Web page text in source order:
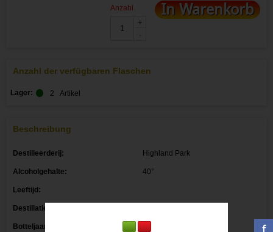
Anzahl
+
-
In Warenkorb
Anzahl der verfügbaren Flaschen
Lager: 2 Artikel
Beschreibung
Destilleerderij: Highland Park
Alcoholgehalte: 40°
Leeftijd:
Destillatiejaar:
Botteljaar: